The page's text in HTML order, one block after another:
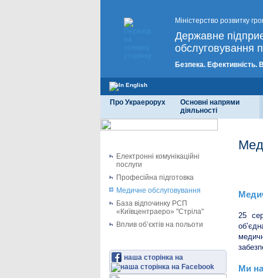
Міністерство розвитку
Державне
обслуговування
Безпека. Ефективність.
Про Украерорух
Основні напрями
діяльності
Електронні комунікаційні
послуги
Професійна підготовка
Медичне обслуговування
База відпочинку РСП
«Київцентраеро» "Стріла"
Вплив об’єктів на польоти
наша сторінка на
25
Ми